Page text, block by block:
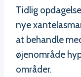
Tidlig
nye
at behandle
øjenområde
områder.